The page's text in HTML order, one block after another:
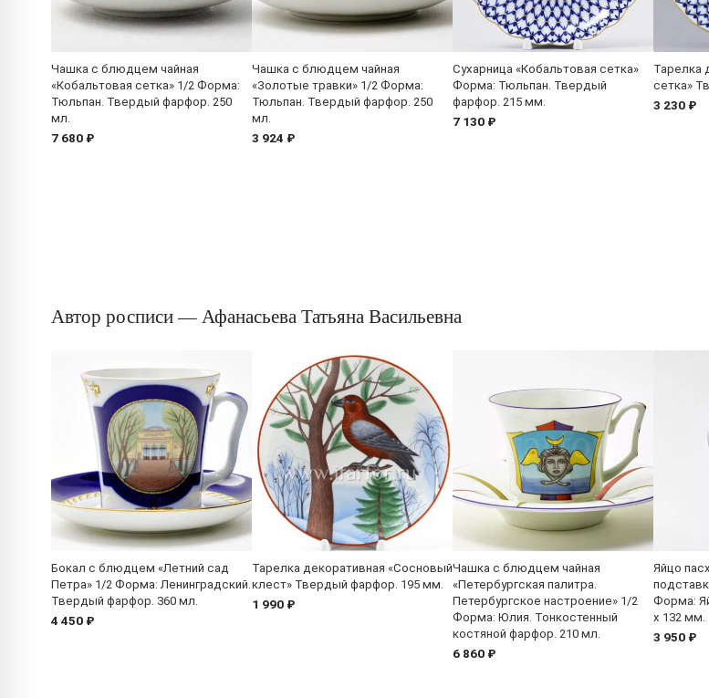
Чашка с блюдцем чайная
«Кобальтовая сетка» 1/2 Форма:
Тюльпан. Твердый фарфор. 250
мл.
7 680 ₽
Чашка с блюдцем чайная
«Золотые травки» 1/2 Форма:
Тюльпан. Твердый фарфор. 250
мл.
3 924 ₽
Сухарница «Кобальтовая сетка»
Форма: Тюльпан. Твердый
фарфор. 215 мм.
7 130 ₽
Тарелка
сетка»
3 230 ₽
Автор росписи — Афанасьева Татьяна Васильевна
Бокал с блюдцем «Летний сад
Петра» 1/2 Форма: Ленинградский.
Твердый фарфор. 360 мл.
4 450 ₽
Тарелка декоративная «Сосновый
клест» Твердый фарфор. 195 мм.
1 990 ₽
Чашка с блюдцем чайная
«Петербургская палитра.
Петербургское настроение» 1/2
Форма: Юлия. Тонкостенный
костяной фарфор. 210 мл.
6 860 ₽
Яйцо
Форма:
x 132 мм.
3 950 ₽